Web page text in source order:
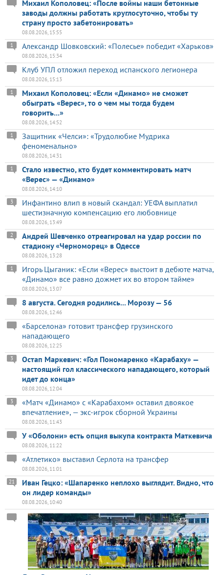
Михаил Кополовец: «После войны наши бетонные
заводы должны работать круглосуточно, чтобы ту
страну просто забетонировать»
08.08.2026, 15:55
Александр Шовковский: «Полесье» победит «Харьков»
1
08.08.2026, 15:34
Клуб УПЛ отложил переход испанского легионера
08.08.2026, 15:13
Михаил Кополовец: «Если «Динамо» не сможет
обыграть «Верес», то о чем мы тогда будем
говорить...»
1
08.08.2026, 14:52
Защитник «Челси»: «Трудолюбие Мудрика
феноменально»
1
08.08.2026, 14:31
Стало известно, кто будет комментировать матч
«Верес» — «Динамо»
1
08.08.2026, 14:10
Инфантино влип в новый скандал: УЕФА выплатил
шестизначную компенсацию его любовнице
3
08.08.2026, 13:49
Андрей Шевченко отреагировал на удар россии по
стадиону «Черноморец» в Одессе
2
08.08.2026, 13:28
Игорь Цыганик: «Если «Верес» выстоит в дебюте матча,
«Динамо» все равно дожмет их во втором тайме»
1
08.08.2026, 13:07
8 августа. Сегодня родились... Морозу — 56
08.08.2026, 12:46
«Барселона» готовит трансфер грузинского
нападающего
08.08.2026, 12:25
Остап Маркевич: «Гол Пономаренко «Карабаху» —
настоящий гол классического нападающего, который
идет до конца»
3
08.08.2026, 12:04
«Матч «Динамо» с «Карабахом» оставил двоякое
впечатление», — экс-игрок сборной Украины
3
08.08.2026, 11:43
У «Оболони» есть опция выкупа контракта Маткевича
08.08.2026, 11:22
«Атлетико» выставил Серлота на трансфер
08.08.2026, 11:01
Иван Гецко: «Шапаренко неплохо выглядит. Видно, что
он лидер команды»
21
08.08.2026, 10:40